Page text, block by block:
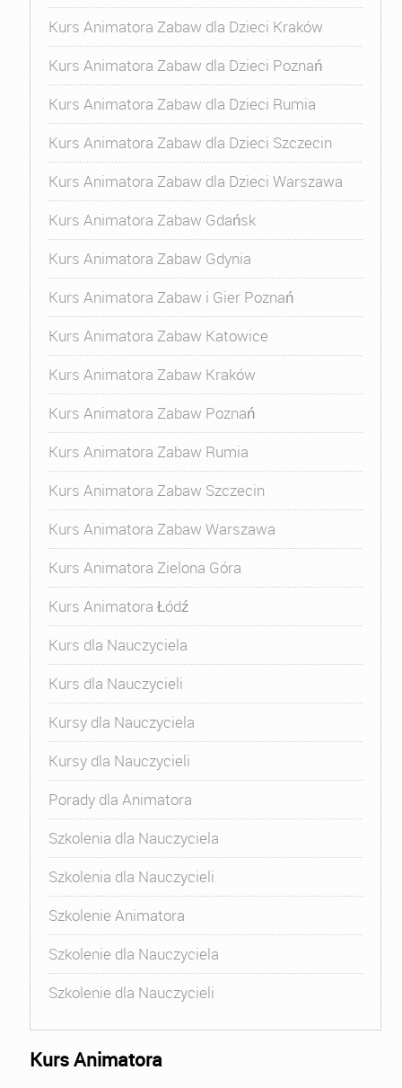
Kurs Animatora Zabaw dla Dzieci Kraków
Kurs Animatora Zabaw dla Dzieci Poznań
Kurs Animatora Zabaw dla Dzieci Rumia
Kurs Animatora Zabaw dla Dzieci Szczecin
Kurs Animatora Zabaw dla Dzieci Warszawa
Kurs Animatora Zabaw Gdańsk
Kurs Animatora Zabaw Gdynia
Kurs Animatora Zabaw i Gier Poznań
Kurs Animatora Zabaw Katowice
Kurs Animatora Zabaw Kraków
Kurs Animatora Zabaw Poznań
Kurs Animatora Zabaw Rumia
Kurs Animatora Zabaw Szczecin
Kurs Animatora Zabaw Warszawa
Kurs Animatora Zielona Góra
Kurs Animatora Łódź
Kurs dla Nauczyciela
Kurs dla Nauczycieli
Kursy dla Nauczyciela
Kursy dla Nauczycieli
Porady dla Animatora
Szkolenia dla Nauczyciela
Szkolenia dla Nauczycieli
Szkolenie Animatora
Szkolenie dla Nauczyciela
Szkolenie dla Nauczycieli
Kurs Animatora